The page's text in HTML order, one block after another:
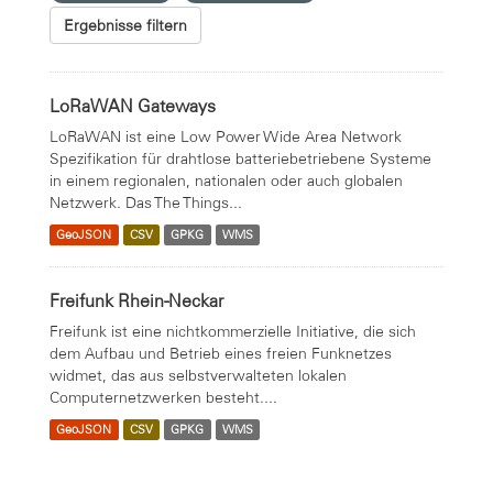
Ergebnisse filtern
LoRaWAN Gateways
LoRaWAN ist eine Low Power Wide Area Network
Spezifikation für drahtlose batteriebetriebene Systeme
in einem regionalen, nationalen oder auch globalen
Netzwerk. Das The Things...
GeoJSON CSV GPKG WMS
Freifunk Rhein-Neckar
Freifunk ist eine nichtkommerzielle Initiative, die sich
dem Aufbau und Betrieb eines freien Funknetzes
widmet, das aus selbstverwalteten lokalen
Computernetzwerken besteht....
GeoJSON CSV GPKG WMS